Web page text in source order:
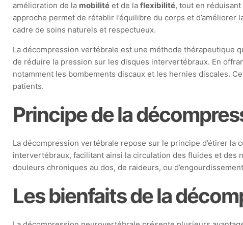
amélioration de la mobilité et de laflexibilité, tout en
approche permet de rétablir l’équilibre du corps et
cadre de soins naturels et respectueux.
La décompression vertébrale est une méthode thérapeutique
de réduire la pression sur les disques intervertébraux. En
notamment les bombements discaux et les hernies discales.
patients.
Principe de la
La décompression vertébrale repose sur le principe d’étirer
intervertébraux, facilitant ainsi la circulation des fluides et
douleurs chroniques au dos, de raideurs, ou
Les bienfaits de la